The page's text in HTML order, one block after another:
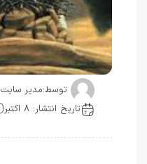
توسط:مدیر سایت
تاریخ انتشار: 8 اکتبر